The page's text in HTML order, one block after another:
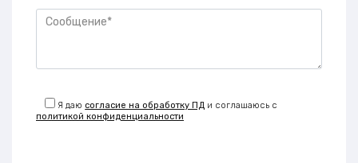
Я даюсогласие на обработку ПД и соглашаюсь с
политикой конфиденциальности